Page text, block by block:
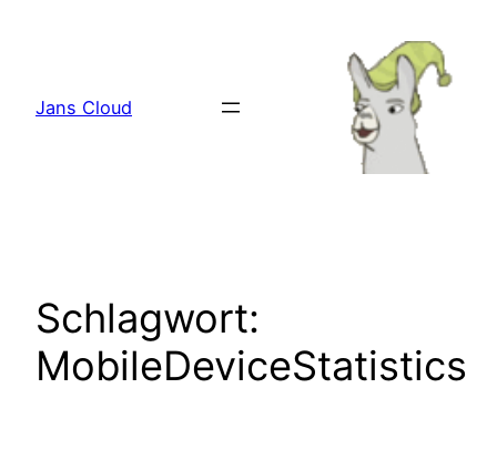
Jans Cloud
Schlagwort:
MobileDeviceStatistics